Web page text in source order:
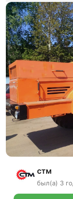
стм
был(а) 3